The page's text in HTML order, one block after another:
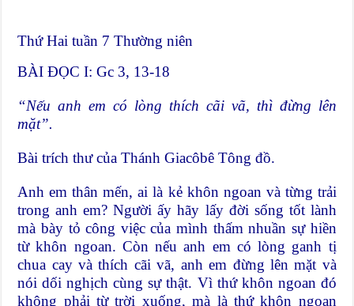
Thứ Hai tuần 7 Thường niên
BÀI ÐỌC I: Gc 3, 13-18
“Nếu anh em có lòng thích cãi vã, thìđừng lên
mặt”.
Bài trích thư của Thánh Giacôbê Tông đồ.
Anh em thân mến, ai là kẻ khôn ngoan và từng trải
trong anh em? Người ấy hãy lấy đời sống tốt lành
mà bày tỏ công việc của mình thấm nhuần sự hiền
từ khôn ngoan. Còn nếu anh em có lòng ganh tị
chua cay và thích cãi vã, anh em đừng lên mặt và
nói dối nghịch cùng sự thật. Vì thứ khôn ngoan đó
không phải từ trời xuống, mà là thứ khôn ngoan